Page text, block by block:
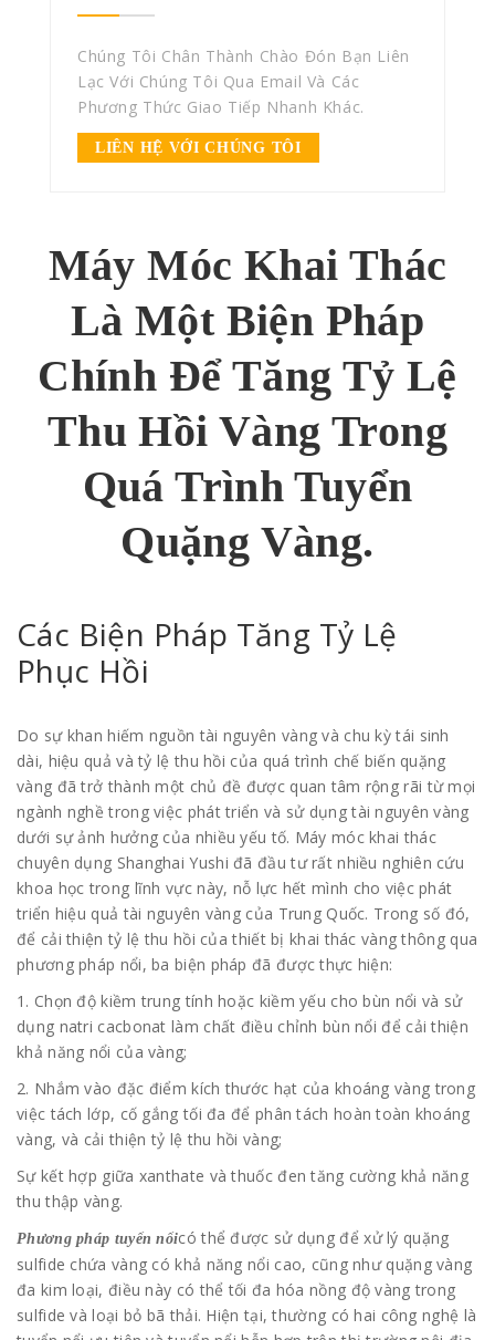
Chúng Tôi Chân Thành Chào Đón Bạn Liên
Lạc Với Chúng Tôi Qua Email Và Các
Phương Thức Giao Tiếp Nhanh Khác.
LIÊN HỆ VỚI CHÚNG TÔI
Máy Móc Khai Thác
Là Một Biện Pháp
Chính Để Tăng Tỷ Lệ
Thu Hồi Vàng Trong
Quá Trình Tuyển
Quặng Vàng.
Các Biện Pháp Tăng Tỷ Lệ
Phục Hồi
Do sự khan hiếm nguồn tài nguyên vàng và chu kỳ tái sinh
dài, hiệu quả và tỷ lệ thu hồi của quá trình chế biến quặng
vàng đã trở thành một chủ đề được quan tâm rộng rãi từ mọi
ngành nghề trong việc phát triển và sử dụng tài nguyên vàng
dưới sự ảnh hưởng của nhiều yếu tố. Máy móc khai thác
chuyên dụng Shanghai Yushi đã đầu tư rất nhiều nghiên cứu
khoa học trong lĩnh vực này, nỗ lực hết mình cho việc phát
triển hiệu quả tài nguyên vàng của Trung Quốc. Trong số đó,
để cải thiện tỷ lệ thu hồi của thiết bị khai thác vàng thông qua
phương pháp nổi, ba biện pháp đã được thực hiện:
1. Chọn độ kiềm trung tính hoặc kiềm yếu cho bùn nổi và sử
dụng natri cacbonat làm chất điều chỉnh bùn nổi để cải thiện
khả năng nổi của vàng;
2. Nhắm vào đặc điểm kích thước hạt của khoáng vàng trong
việc tách lớp, cố gắng tối đa để phân tách hoàn toàn khoáng
vàng, và cải thiện tỷ lệ thu hồi vàng;
Sự kết hợp giữa xanthate và thuốc đen tăng cường khả năng
thu thập vàng.
Phương pháp tuyển nổicó thể được sử dụng để xử lý quặng
sulfide chứa vàng có khả năng nổi cao, cũng như quặng vàng
đa kim loại, điều này có thể tối đa hóa nồng độ vàng trong
sulfide và loại bỏ bã thải. Hiện tại, thường có hai công nghệ là